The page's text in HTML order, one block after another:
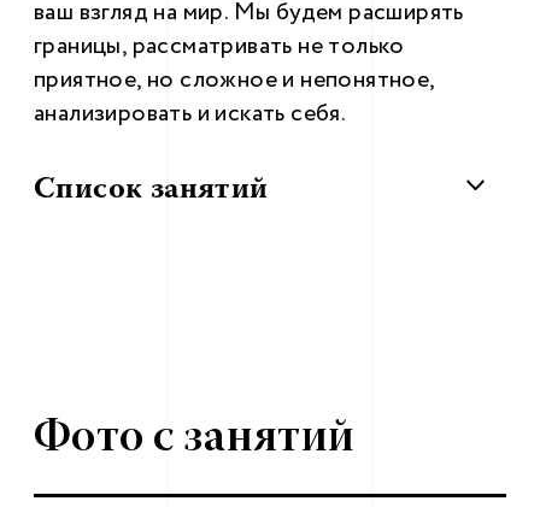
ваш взгляд на мир. Мы будем расширять
границы, рассматривать не только
приятное, но сложное и непонятное,
анализировать и искать себя.
Список занятий
Фото с занятий